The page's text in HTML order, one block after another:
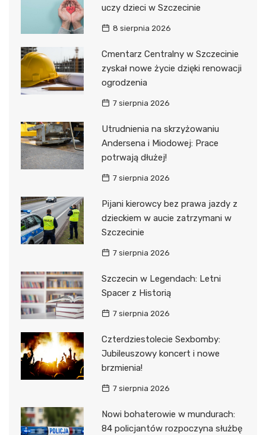
uczy dzieci w Szczecinie
8 sierpnia 2026
Cmentarz Centralny w Szczecinie
zyskał nowe życie dzięki renowacji
ogrodzenia
7 sierpnia 2026
Utrudnienia na skrzyżowaniu
Andersena i Miodowej: Prace
potrwają dłużej!
7 sierpnia 2026
Pijani kierowcy bez prawa jazdy z
dzieckiem w aucie zatrzymani w
Szczecinie
7 sierpnia 2026
Szczecin w Legendach: Letni
Spacer z Historią
7 sierpnia 2026
Czterdziestolecie Sexbomby:
Jubileuszowy koncert i nowe
brzmienia!
7 sierpnia 2026
Nowi bohaterowie w mundurach:
84 policjantów rozpoczyna służbę